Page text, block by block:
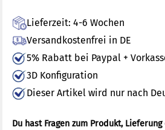
Lieferzeit: 4-6 Wochen
Versandkostenfrei in DE
5% Rabatt bei Paypal +
3D Konfiguration
Dieser Artikel wird nur nach
Du hast Fragen zum Produkt,